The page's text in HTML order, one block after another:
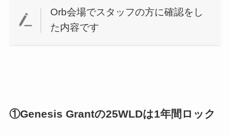
Orb会場でスタッフの方に確認をし
た内容です
①Genesis Grantの25WLDは1年間ロック